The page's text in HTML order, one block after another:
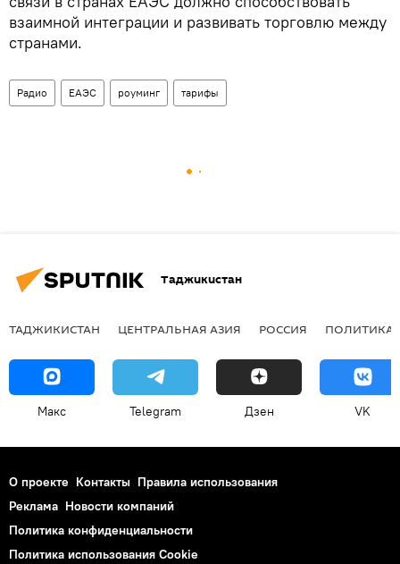
взаимной интеграции и развивать торговлю между
странами.
Радио ЕАЭС роуминг тарифы
Таджикистан
ТАДЖИКИСТАН ЦЕНТРАЛЬНАЯ АЗИЯ РОССИЯ ПОЛИТИКА
Макс Telegram Дзен VK
О проекте Контакты Правила использования
Реклама Новости компаний
Политика конфиденциальности
Политика использования Cookie